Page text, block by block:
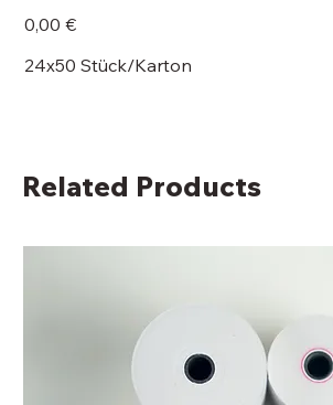
Price
0,00 €
24x50 Stück/Karton
Related Products